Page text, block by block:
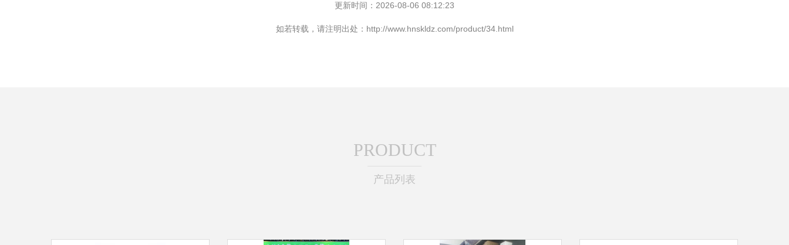
更新时间：2026-08-06 08:12:23
如若转载，请注明出处：http://www.hnskldz.com/product/34.html
PRODUCT
产品列表